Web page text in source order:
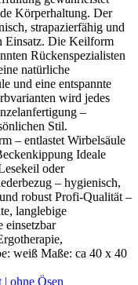
Körperhaltung. Der
strapazierfähig und
Einsatz. Die Keilform
Rückenspezialisten
natürliche
und eine entspannte
wird jedes
–
Stil.
– entlastet Wirbelsäule
Ideale
oder
– hygienisch,
robust Profi-Qualität –
langlebige
einsetzbar
weiß Maße: ca 40 x 40